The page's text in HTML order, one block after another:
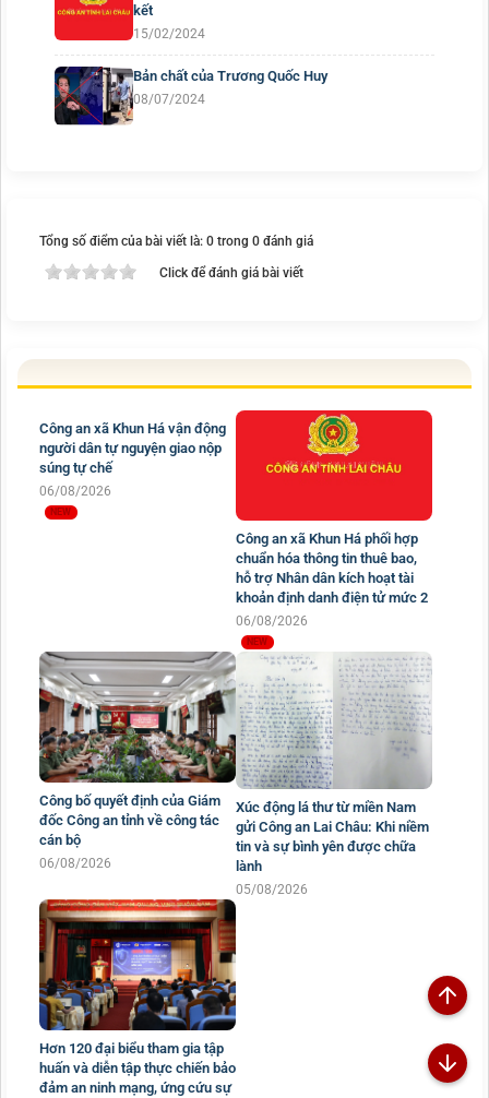
kết
15/02/2024
Bản chất của Trương Quốc Huy
08/07/2024
Tổng số điểm của bài viết là: 0 trong 0 đánh giá
Click để đánh giá bài viết
Công an xã Khun Há vận động
người dân tự nguyện giao nộp
Công an xã Khun Há phối hợp
chuẩn hóa thông tin thuê bao,
hỗ trợ Nhân dân kích hoạt tài
khoản định danh điện tử mức 2
06/08/2026
Công bố quyết định của Giám
đốc Công an tỉnh về công tác
cán bộ
06/08/2026
Xúc động lá thư từ miền Nam
gửi Công an Lai Châu: Khi niềm
tin và sự bình yên được chữa
lành
05/08/2026
Hơn 120 đại biểu tham gia tập
huấn và diễn tập thực chiến bảo
đảm an ninh mạng, ứng cứu sự